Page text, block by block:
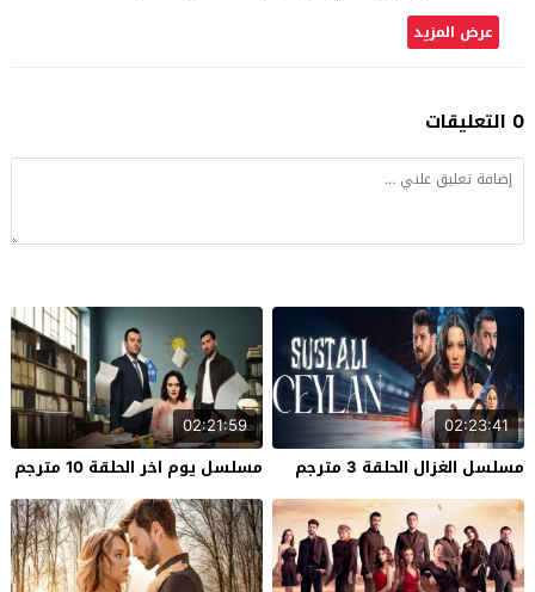
عرض المزيد
0 التعليقات
02:23:41
مسلسل الغزال الحلقة 3 مترجم
02:21:59
مسلسل يوم اخر الحلقة 10 مترجم